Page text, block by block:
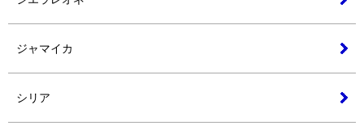
ジャマイカ
シリア